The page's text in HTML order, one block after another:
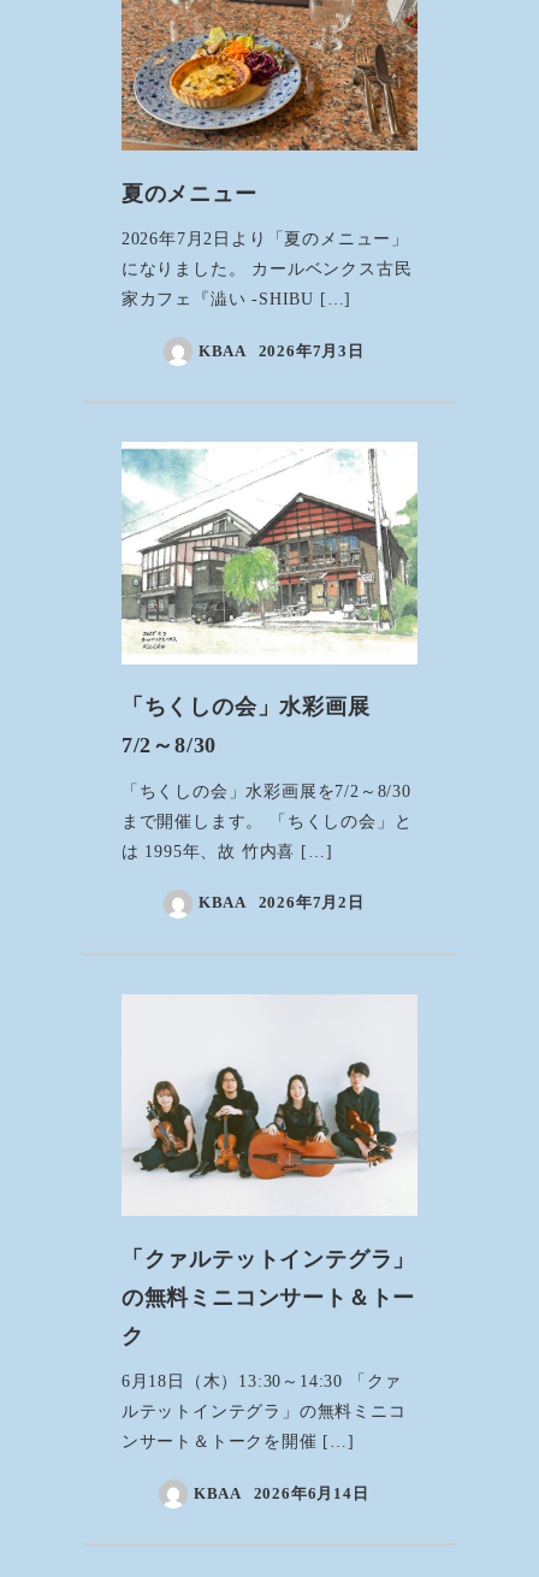
夏のメニュー
2026年7月2日より「夏のメニュー」
になりました。 カールベンクス古民
家カフェ『澁い -SHIBU […]
KBAA 2026年7月3日
「ちくしの会」水彩画展
7/2～8/30
「ちくしの会」水彩画展を7/2～8/30
まで開催します。 「ちくしの会」と
は 1995年、故 竹内喜 […]
KBAA 2026年7月2日
「クァルテットインテグラ」
の無料ミニコンサート＆トー
ク
6月18日（木）13:30～14:30 「クァ
ルテットインテグラ」の無料ミニコ
ンサート＆トークを開催 […]
KBAA 2026年6月14日